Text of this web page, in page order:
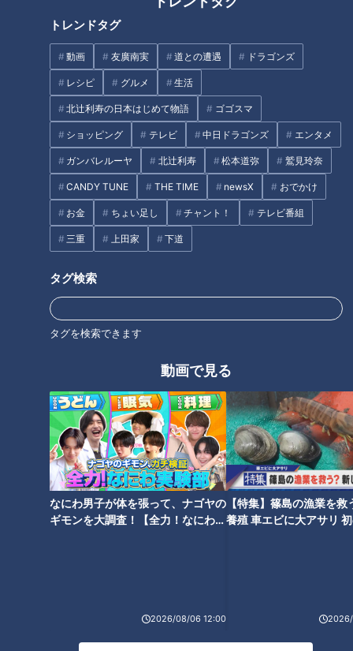
トレンドタグ
動画 友廣南実 道との遭遇 ドラゴンズ
レシピ グルメ 生活
北辻利寿の日本はじめて物語 ゴゴスマ
ショッピング テレビ 中日ドラゴンズ エンタメ
ガンバレルーヤ 北辻利寿 松本道弥 鷲見玲奈
CANDY TUNE THE TIME newsX おでかけ
お金 ちょい足し チャント！ テレビ番組
三重 上田家 下道
タグ検索
タグを検索できます
動画で見る
なにわ男子が体を張って、ナゴヤの
ギモンを大調査！【全力！なにわ実
2026/08/06 12:00
【特集】篠島の漁業を救
養殖 車エビに大アサリ
早期発見のために 受けるべき
「がん検査」【チャント！】
いよいよ夏本番 注意したい
「心臓病」【チャント！】
【お悩み解決！】「親友の誕生
したい！」ケーキのようなサン
ドイッチや100均アイデアでボ
イメン平松賢人がサポート！
もの忘れ検診で早期発見【チャ
タグ
ランキング